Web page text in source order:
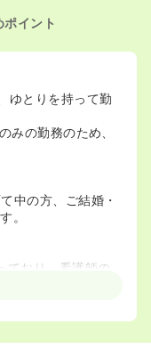
イント
ゆとりを持って勤
の勤務のため、
中の方、ご結婚・
。
ており、看護師の